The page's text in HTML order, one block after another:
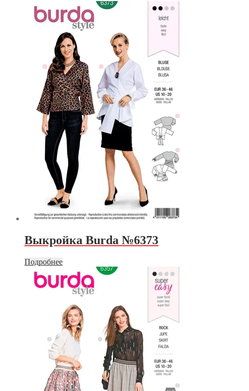
Выкройка Burda №6373
Подробнее